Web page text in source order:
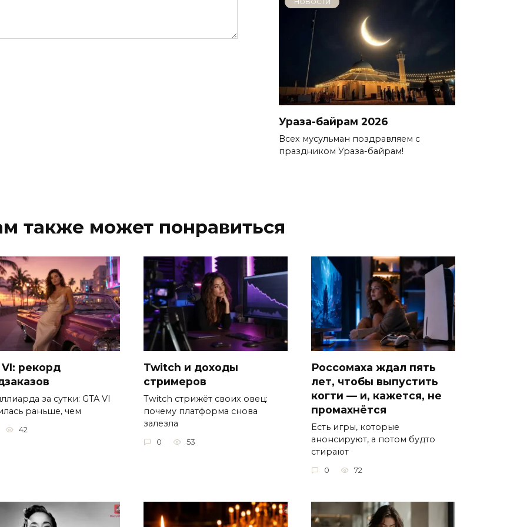
НОВОСТИ
Ураза-байрам 2026
Всех мусульман поздравляем с
праздником Ураза-байрам!
также может понравиться
VI: рекорд
за сутки: GTA VI
раньше, чем
42
Twitch и доходы
стримеров
Twitch стрижёт своих овец:
почему платформа снова
залезла
0 53
Россомаха ждал пять
лет, чтобы выпустить
когти — и, кажется, не
промахнётся
Есть игры, которые
анонсируют, а потом будто
стирают
0 72